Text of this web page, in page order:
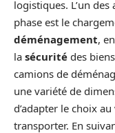
logistiques. L’un
phase est le
déménagement,
la sécurité des
camions de
une variété de
d’adapter le choix
transporter. En